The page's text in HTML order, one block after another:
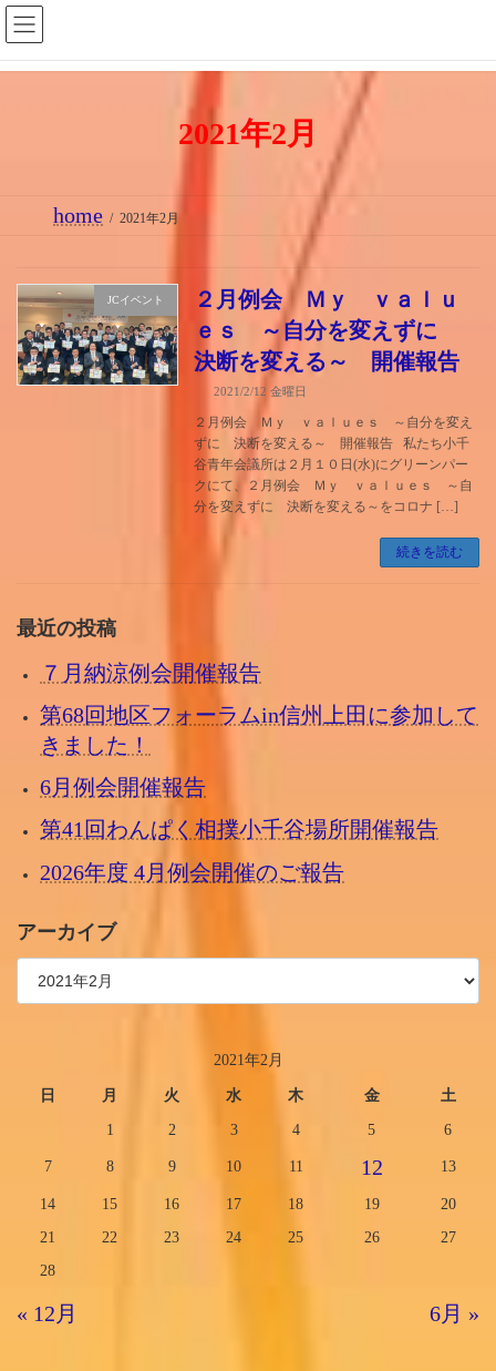
コ
ン
テ
プ
ナ
ビ
ゲ
動
2021年2月
home 2021年2月
JCイベント
２月例会 Ｍｙ ｖａｌｕ
ｅｓ ～自分を変えずに
決断を変える～ 開催報告
2021/2/12 金曜日
２月例会 Ｍｙ ｖａｌｕｅｓ ～自分を変え
ずに 決断を変える～ 開催報告 私たち小千
谷青年会議所は２月１０日(水)にグリーンパー
クにて、２月例会 Ｍｙ ｖａｌｕｅｓ ～自
分を変えずに 決断を変える～をコロナ […]
続きを読む
最近の投稿
７月納涼例会開催報告
第68回地区フォーラムin信州上田に参加して
きました！
6月例会開催報告
第41回わんぱく相撲小千谷場所開催報告
2026年度 4月例会開催のご報告
アーカイブ
2021年2月
日 月 火 水 木 金 土
1 2 3 4 5 6
7 8 9 10 11 12 13
14 15 16 17 18 19
20
21
22 23 24 25 26
27
28
« 12月 6月 »